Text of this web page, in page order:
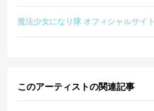
魔法少女になり隊 オフィシャルサイト
このアーティストの関連記事